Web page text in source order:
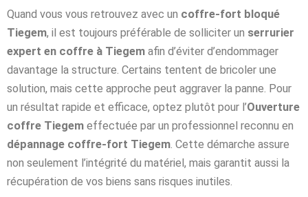
Quand vous vous retrouvez avec un coffre-fort bloqué
Tiegem, il est toujours préférable de solliciter un serrurier
expert en coffre à Tiegem afin d’éviter d’endommager
davantage la structure. Certains tentent de bricoler une
solution, mais cette approche peut aggraver la panne. Pour
un résultat rapide et efficace, optez plutôt pour l’Ouverture
coffre Tiegem effectuée par un professionnel reconnu en
dépannage coffre-fort Tiegem. Cette démarche assure
non seulement l’intégrité du matériel, mais garantit aussi la
récupération de vos biens sans risques inutiles.